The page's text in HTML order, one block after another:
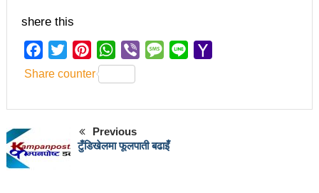
निर्वाचित
कविता – सुख भोग
लोकतान्त्रिक सहिद सन्तति वृत्ति कोष स्थापनाः सहिदका
बालबालिकाको शिक्षामा खर्च हुने
shere this
Facebook
TwitterPinterestWhatsApp
Viber Message
Line
Share counter
Previous
टुँडिखेलमा फूलपाती बढाइँ